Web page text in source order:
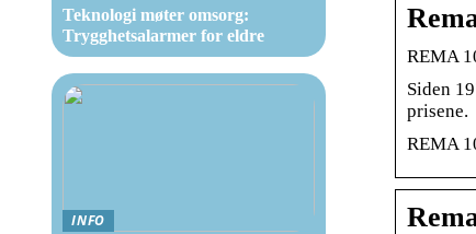
REMA
Siden
prisene.
REMA
Teknologi møter omsorg:
Trygghetsalarmer for eldre
INFO